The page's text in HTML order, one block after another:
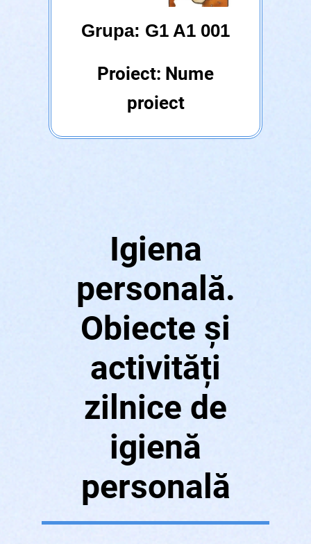
Grupa: G1 A1 001
Proiect: Nume
proiect
Igiena
personală.
Obiecte și
activități
zilnice de
igienă
personală